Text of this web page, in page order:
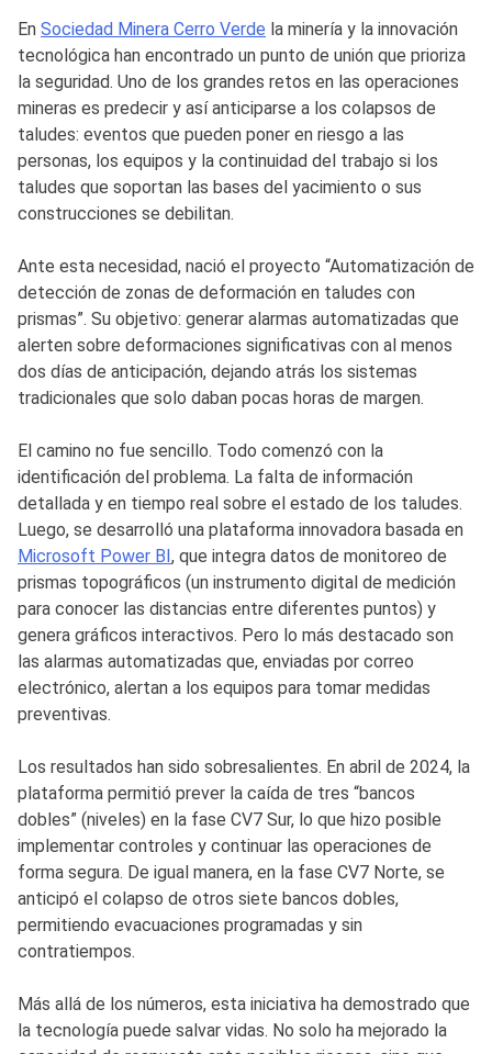
En Sociedad Minera Cerro Verde la minería y la innovación
tecnológica han encontrado un punto de unión que prioriza
la seguridad. Uno de los grandes retos en las operaciones
mineras es predecir y así anticiparse a los colapsos de
taludes: eventos que pueden poner en riesgo a las
personas, los equipos y la continuidad del trabajo si los
taludes que soportan las bases del yacimiento o sus
construcciones se debilitan.
Ante esta necesidad, nació el proyecto “Automatización de
detección de zonas de deformación en taludes con
prismas”. Su objetivo: generar alarmas automatizadas que
alerten sobre deformaciones significativas con al menos
dos días de anticipación, dejando atrás los sistemas
tradicionales que solo daban pocas horas de margen.
El camino no fue sencillo. Todo comenzó con la
identificación del problema. La falta de información
detallada y en tiempo real sobre el estado de los taludes.
Luego, se desarrolló una plataforma innovadora basada en
Microsoft Power BI, que integra datos de monitoreo de
prismas topográficos (un instrumento digital de medición
para conocer las distancias entre diferentes puntos) y
genera gráficos interactivos. Pero lo más destacado son
las alarmas automatizadas que, enviadas por correo
electrónico, alertan a los equipos para tomar medidas
preventivas.
Los resultados han sido sobresalientes. En abril de 2024, la
plataforma permitió prever la caída de tres “bancos
dobles” (niveles) en la fase CV7 Sur, lo que hizo posible
implementar controles y continuar las operaciones de
forma segura. De igual manera, en la fase CV7 Norte, se
anticipó el colapso de otros siete bancos dobles,
permitiendo evacuaciones programadas y sin
contratiempos.
Más allá de los números, esta iniciativa ha demostrado que
la tecnología puede salvar vidas. No solo ha mejorado la